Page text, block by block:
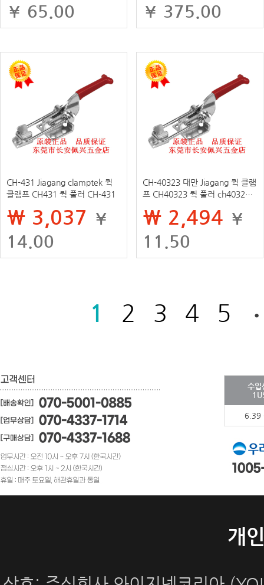
¥ 65.00 ¥ 375.00
CH-431 Jiagang clamptek 퀵
클램프 CH431 퀵 풀러 CH-431
₩ 3,037 ¥
14.00
CH-40323 대만 Jiagang 퀵 클램
프 CH40323 퀵 풀러 ch40323
₩ 2,494 ¥
11.50
1 2 3 4 5
수입
6.39
개